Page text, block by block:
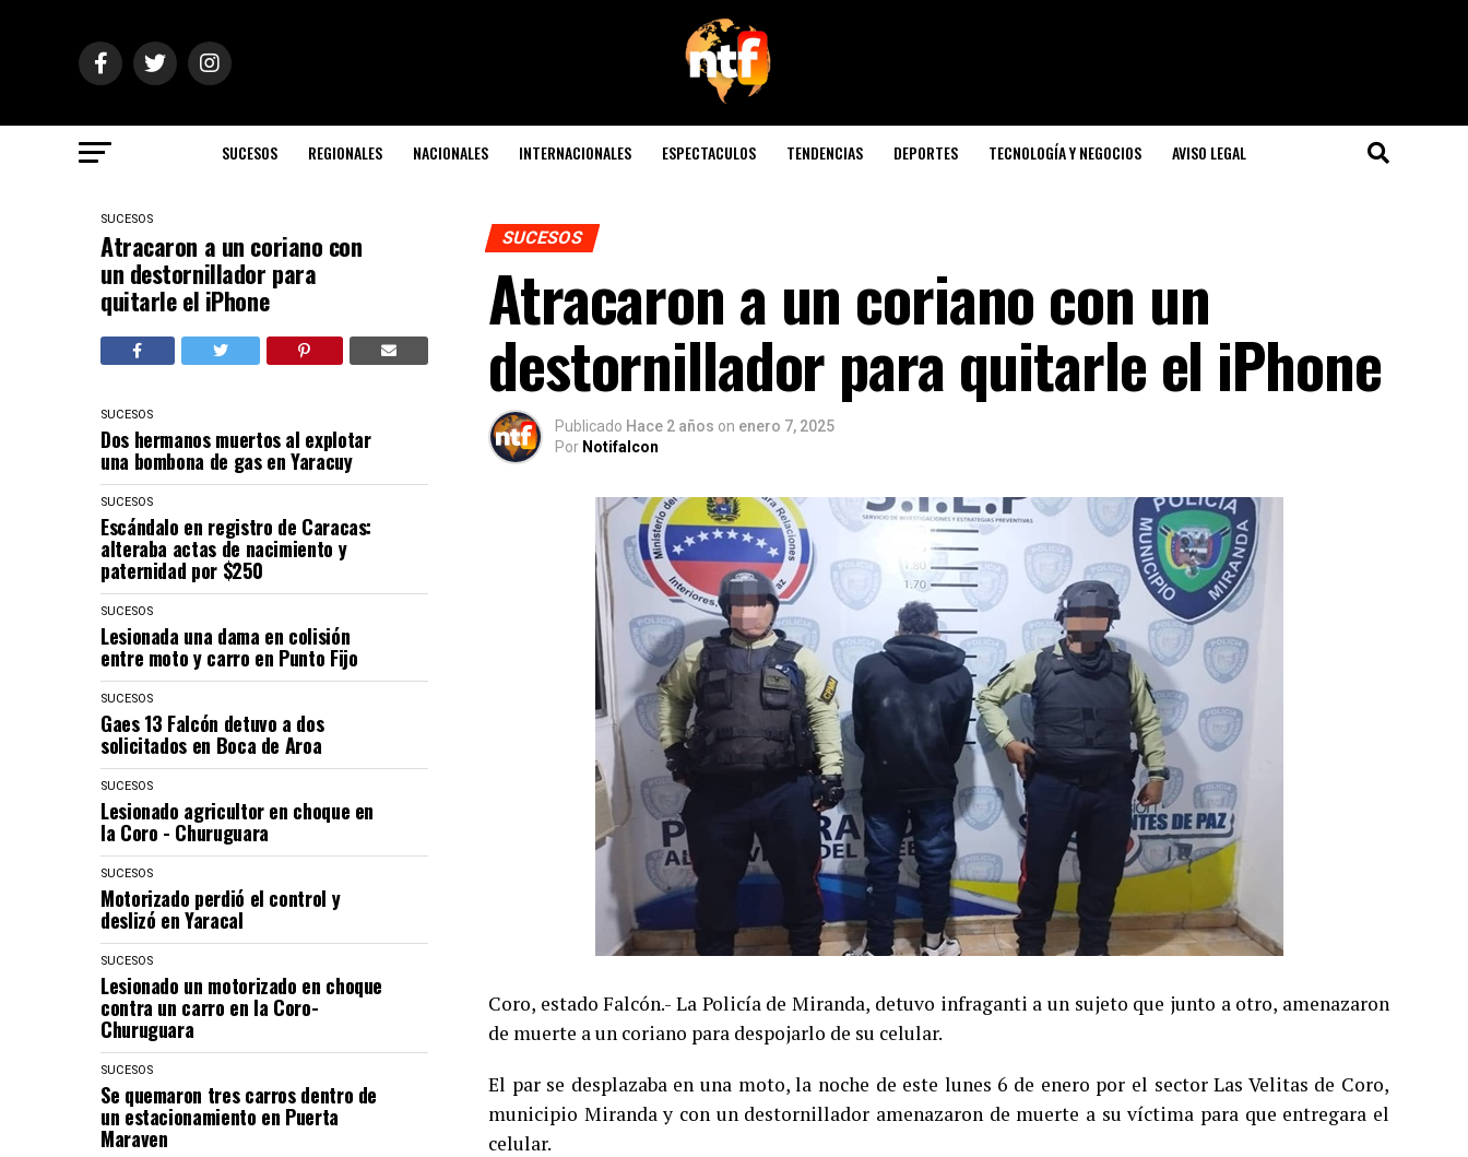
SUCESOS REGIONALES NACIONALES INTERNACIONALES ESPECTACULOS TENDENCIAS DEPORTES TECNOLOGÍA Y NEGOCIOS AVISO LEGAL
SUCESOS
Atracaron a un coriano con
un destornillador para
quitarle el iPhone
SUCESOS
Dos hermanos muertos al explotar
una bombona de gas en Yaracuy
SUCESOS
Escándalo en registro de Caracas:
alteraba actas de nacimiento y
paternidad por $250
SUCESOS
Lesionada una dama en colisión
entre moto y carro en Punto Fijo
SUCESOS
Gaes 13 Falcón detuvo a dos
solicitados en Boca de Aroa
SUCESOS
Lesionado agricultor en choque en
la Coro - Churuguara
SUCESOS
Motorizado perdió el control y
deslizó en Yaracal
SUCESOS
Lesionado un motorizado en choque
contra un carro en la Coro-
Churuguara
SUCESOS
Se quemaron tres carros dentro de
un estacionamiento en Puerta
Maraven
SUCESOS
Atracaron a un coriano con un
destornillador para quitarle el iPhone
Publicado Hace 2 años on enero 7, 2025
Por Notifalcon
Coro, estado Falcón.- La Policía de Miranda, detuvo infraganti a un sujeto que junto a otro, amenazaron
de muerte a un coriano para despojarlo de su celular.
El par se desplazaba en una moto, la noche de este lunes 6 de enero por el sector Las Velitas de Coro,
municipio Miranda y con un destornillador amenazaron de muerte a su víctima para que entregara el
celular.